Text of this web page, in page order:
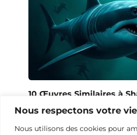
Nous respectons votre
Nous utilisons des cookies pour
10 Œuvres Similaires à
pour les Fans de Frissons